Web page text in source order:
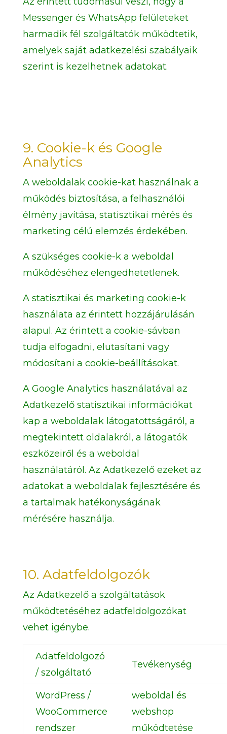
Messenger és WhatsApp felületeket
harmadik fél szolgáltatók működtetik,
amelyek saját adatkezelési szabályaik
szerint is kezelhetnek adatokat.
9. Cookie-k és Google
Analytics
A weboldalak cookie-kat használnak a
működés biztosítása, a felhasználói
élmény javítása, statisztikai mérés és
marketing célú elemzés érdekében.
A szükséges cookie-k a weboldal
működéséhez elengedhetetlenek.
A statisztikai és marketing cookie-k
használata az érintett hozzájárulásán
alapul. Az érintett a cookie-sávban
tudja elfogadni, elutasítani vagy
módosítani a cookie-beállításokat.
A Google Analytics használatával az
Adatkezelő statisztikai információkat
kap a weboldalak látogatottságáról, a
megtekintett oldalakról, a látogatók
eszközeiről és a weboldal
használatáról. Az Adatkezelő ezeket az
adatokat a weboldalak fejlesztésére és
a tartalmak hatékonyságának
mérésére használja.
10. Adatfeldolgozók
Az Adatkezelő a szolgáltatások
működtetéséhez adatfeldolgozókat
vehet igénybe.
Adatfeldolgozó
/ szolgáltató
Tevékenység
WordPress /
WooCommerce
rendszer
weboldal és
webshop
működtetése